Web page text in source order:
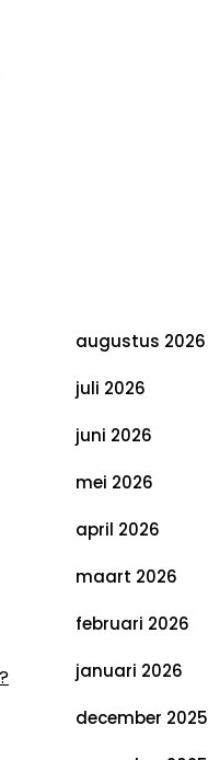
augustus 2026
juli 2026
juni 2026
mei 2026
april 2026
maart 2026
februari 2026
januari 2026
december 2025